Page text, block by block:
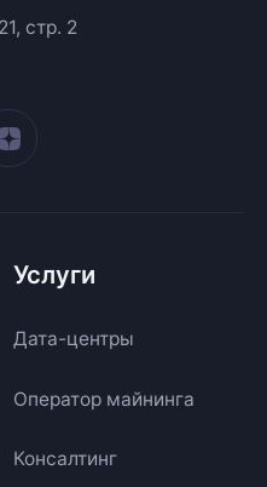
стр. 2
Услуги
Дата-центры
Оператор майнинга
Консалтинг